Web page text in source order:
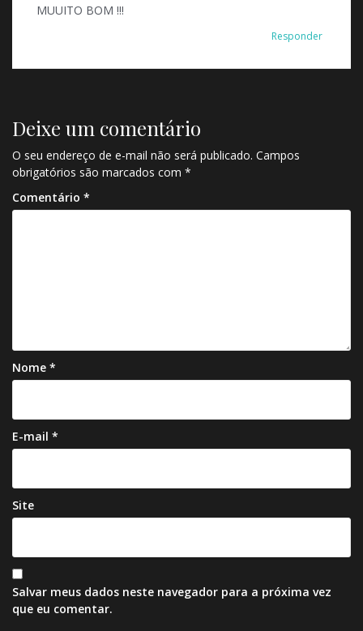
MUUITO BOM !!!
Responder
Deixe um comentário
O seu endereço de e-mail não será publicado. Campos
obrigatórios são marcados com *
Comentário *
Nome *
E-mail *
Site
Salvar meus dados neste navegador para a próxima vez
que eu comentar.